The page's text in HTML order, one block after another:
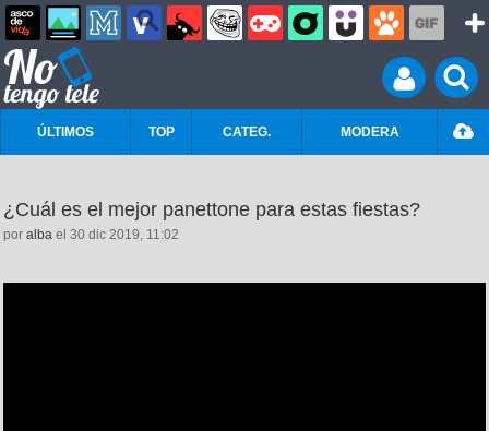
ÚLTIMOS TOP CATEG. MODERA
¿Cuál es el mejor panettone para estas fiestas?
por alba el 30 dic 2019, 11:02